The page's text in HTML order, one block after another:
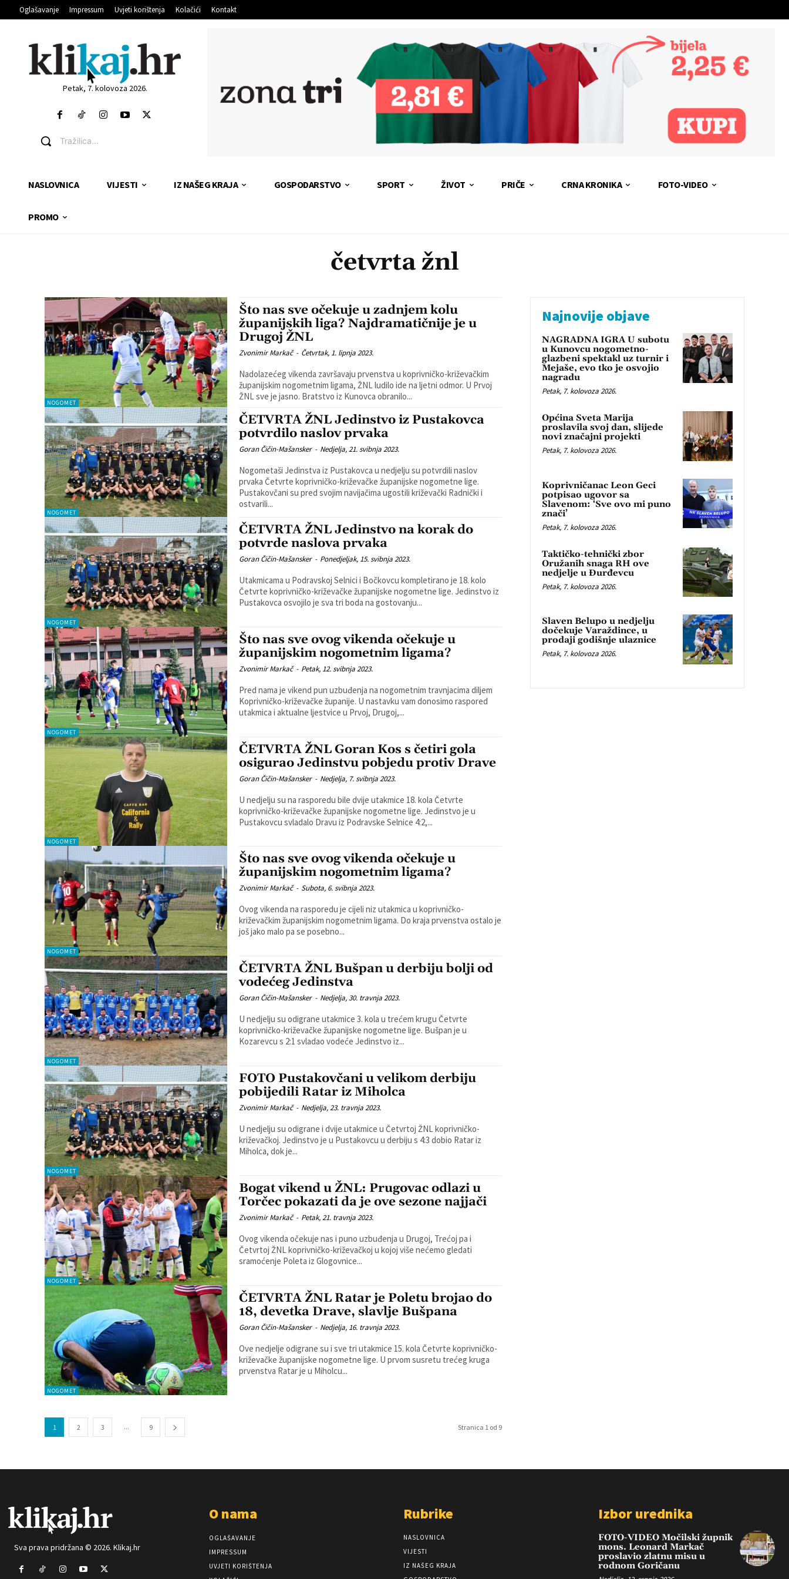
Oglašavanje Impressum Uvjeti korištenja Kolačići Kontakt
Petak, 7. kolovoza 2026.
Tražilica...
NASLOVNICA VIJESTI IZ NAŠEG KRAJA GOSPODARSTVO SPORT ŽIVOT PRIČE CRNA KRONIKA FOTO-VIDEO
PROMO
četvrta žnl
NOGOMET
Što nas sve očekuje u zadnjem kolu
županijskih liga? Najdramatičnije je u
Drugoj ŽNL
Zvonimir Markač - Četvrtak, 1. lipnja 2023.
Nadolazećeg vikenda završavaju prvenstva u koprivničko-križevačkim
županijskim nogometnim ligama, ŽNL ludilo ide na ljetni odmor. U Prvoj
ŽNL sve je jasno. Bratstvo iz Kunovca obranilo...
NOGOMET
ČETVRTA ŽNL Jedinstvo iz Pustakovca
potvrdilo naslov prvaka
Goran Čičin-Mašansker - Nedjelja, 21. svibnja 2023.
Nogometaši Jedinstva iz Pustakovca u nedjelju su potvrdili naslov
prvaka Četvrte koprivničko-križevačke županijske nogometne lige.
Pustakovčani su pred svojim navijačima ugostili križevački Radnički i
ostvarili...
NOGOMET
ČETVRTA ŽNL Jedinstvo na korak do
potvrde naslova prvaka
Goran Čičin-Mašansker - Ponedjeljak, 15. svibnja 2023.
Utakmicama u Podravskoj Selnici i Bočkovcu kompletirano je 18. kolo
Četvrte koprivničko-križevačke županijske nogometne lige. Jedinstvo iz
Pustakovca osvojilo je sva tri boda na gostovanju...
NOGOMET
Što nas sve ovog vikenda očekuje u
županijskim nogometnim ligama?
Zvonimir Markač - Petak, 12. svibnja 2023.
Pred nama je vikend pun uzbuđenja na nogometnim travnjacima diljem
Koprivničko-križevačke županije. U nastavku vam donosimo raspored
utakmica i aktualne ljestvice u Prvoj, Drugoj,...
NOGOMET
ČETVRTA ŽNL Goran Kos s četiri gola
osigurao Jedinstvu pobjedu protiv Drave
Goran Čičin-Mašansker - Nedjelja, 7. svibnja 2023.
U nedjelju su na rasporedu bile dvije utakmice 18. kola Četvrte
koprivničko-križevačke županijske nogometne lige. Jedinstvo je u
Pustakovcu svladalo Dravu iz Podravske Selnice 4:2,...
NOGOMET
Što nas sve ovog vikenda očekuje u
županijskim nogometnim ligama?
Zvonimir Markač - Subota, 6. svibnja 2023.
Ovog vikenda na rasporedu je cijeli niz utakmica u koprivničko-
križevačkim županijskim nogometnim ligama. Do kraja prvenstva ostalo je
još jako malo pa se posebno...
NOGOMET
ČETVRTA ŽNL Bušpan u derbiju bolji od
vodećeg Jedinstva
Goran Čičin-Mašansker - Nedjelja, 30. travnja 2023.
U nedjelju su odigrane utakmice 3. kola u trećem krugu Četvrte
koprivničko-križevačke županijske nogometne lige. Bušpan je u
Kozarevcu s 2:1 svladao vodeće Jedinstvo iz...
NOGOMET
FOTO Pustakovčani u velikom derbiju
pobijedili Ratar iz Miholca
Zvonimir Markač - Nedjelja, 23. travnja 2023.
U nedjelju su odigrane i dvije utakmice u Četvrtoj ŽNL koprivničko-
križevačkoj. Jedinstvo je u Pustakovcu u derbiju s 4:3 dobio Ratar iz
Miholca, dok je...
NOGOMET
Bogat vikend u ŽNL: Prugovac odlazi u
Torčec pokazati da je ove sezone najjači
Zvonimir Markač - Petak, 21. travnja 2023.
Ovog vikenda očekuje nas i puno uzbuđenja u Drugoj, Trećoj pa i
Četvrtoj ŽNL koprivničko-križevačkoj u kojoj više nećemo gledati
sramoćenje Poleta iz Glogovnice...
NOGOMET
ČETVRTA ŽNL Ratar je Poletu brojao do
18, devetka Drave, slavlje Bušpana
Goran Čičin-Mašansker - Nedjelja, 16. travnja 2023.
Ove nedjelje odigrane su i sve tri utakmice 15. kola Četvrte koprivničko-
križevačke županijske nogometne lige. U prvom susretu trećeg kruga
prvenstva Ratar je u Miholcu...
1 2 3 ... 9 Stranica 1 od 9
Najnovije objave
NAGRADNA IGRA U subotu
u Kunovcu nogometno-
glazbeni spektakl uz turnir i
Mejaše, evo tko je osvojio
nagradu
Petak, 7. kolovoza 2026.
Općina Sveta Marija
proslavila svoj dan, slijede
novi značajni projekti
Petak, 7. kolovoza 2026.
Koprivničanac Leon Geci
potpisao ugovor sa
Slavenom: ‘Sve ovo mi puno
znači’
Petak, 7. kolovoza 2026.
Taktičko-tehnički zbor
Oružanih snaga RH ove
nedjelje u Đurđevcu
Petak, 7. kolovoza 2026.
Slaven Belupo u nedjelju
dočekuje Varaždince, u
prodaji godišnje ulaznice
Petak, 7. kolovoza 2026.
Sva prava pridržana © 2026. Klikaj.hr
O nama
OGLAŠAVANJE
IMPRESSUM
UVJETI KORIŠTENJA
Rubrike
NASLOVNICA
VIJESTI
IZ NAŠEG KRAJA
Izbor urednika
FOTO-VIDEO Močilski župnik
mons. Leonard Markač
proslavio zlatnu misu u
rodnom Goričanu